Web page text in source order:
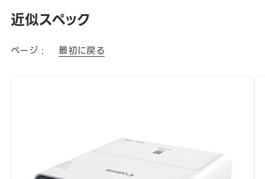
近似スペック
ページ : 最初に戻る